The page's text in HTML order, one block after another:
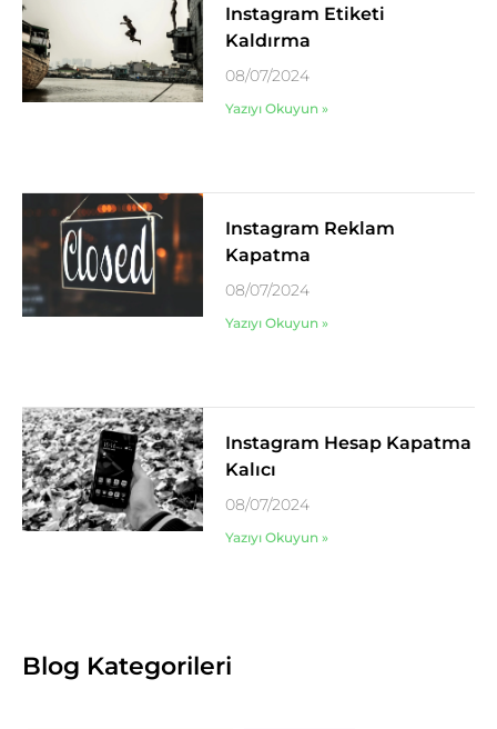
Instagram Etiketi
Kaldırma
08/07/2024
Yazıyı Okuyun »
Instagram Reklam
Kapatma
08/07/2024
Yazıyı Okuyun »
Instagram Hesap Kapatma
Kalıcı
08/07/2024
Yazıyı Okuyun »
Blog Kategorileri